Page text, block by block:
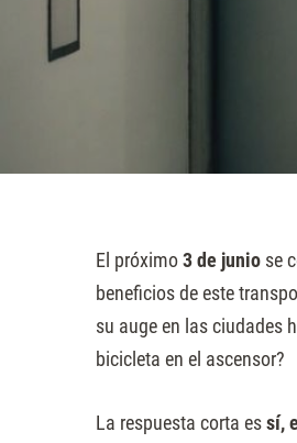
El próximo3 de junio se
beneficios de este
su auge en las ciudades
bicicleta en el ascensor?
La respuesta corta essí,